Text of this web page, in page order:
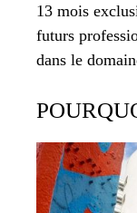
13 mois
futurs
dans le